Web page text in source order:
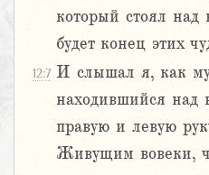
который стоял над
будет конец этих
12:7 И слышал я, как
находившийся над
правую и левую
Живущим вовеки,